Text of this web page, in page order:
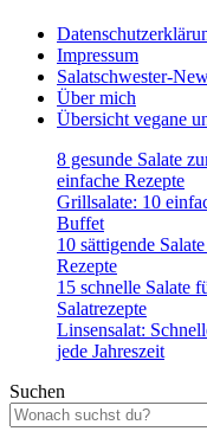
Impressum
Salatschwester-
Über mich
Übersicht vegane
8 gesunde Salate
einfache Rezepte
Grillsalate: 10
Buffet
10 sättigende
Rezepte
15 schnelle Salate
Salatrezepte
Linsensalat:
jede Jahreszeit
Suchen